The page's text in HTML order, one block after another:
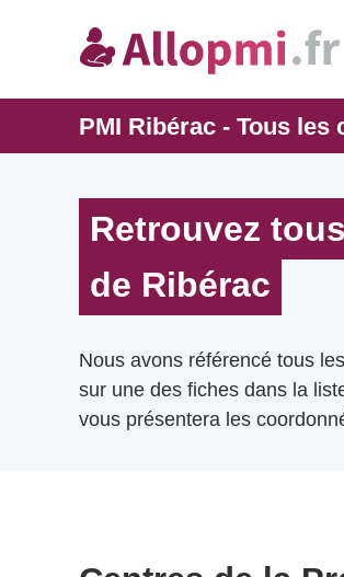
PMI Ribérac - Tous les
Retrouvez
de Ribérac
Nous avons référencé tous
sur une des fiches dans la
vous présentera les